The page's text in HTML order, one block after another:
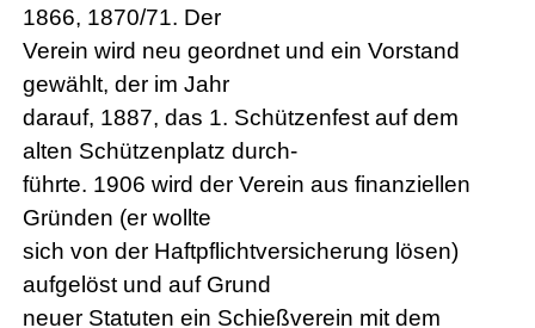
1866, 1870/71. Der
Verein wird neu geordnet und ein Vorstand
gewählt, der im Jahr
darauf, 1887, das 1. Schützenfest auf dem
alten Schützenplatz durch-
führte. 1906 wird der Verein aus finanziellen
Gründen (er wollte
sich von der Haftpflichtversicherung lösen)
aufgelöst und auf Grund
neuer Statuten ein Schießverein mit dem